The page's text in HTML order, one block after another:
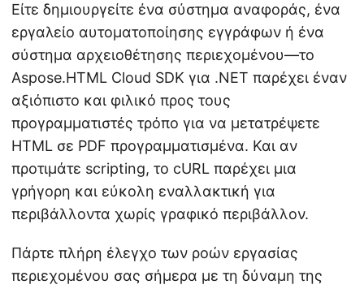
Είτε δημιουργείτε ένα σύστημα αναφοράς, ένα
εργαλείο αυτοματοποίησης εγγράφων ή ένα
σύστημα αρχειοθέτησης περιεχομένου—το
Aspose.HTML Cloud SDK για .NET παρέχει έναν
αξιόπιστο και φιλικό προς τους
προγραμματιστές τρόπο για να μετατρέψετε
HTML σε PDF προγραμματισμένα. Και αν
προτιμάτε scripting, το cURL παρέχει μια
γρήγορη και εύκολη εναλλακτική για
περιβάλλοντα χωρίς γραφικό περιβάλλον.
Πάρτε πλήρη έλεγχο των ροών εργασίας
περιεχομένου σας σήμερα με τη δύναμη της